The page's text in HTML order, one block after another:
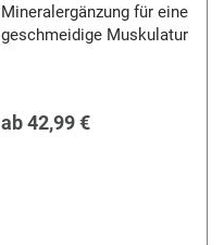
Mineralergänzung für eine
geschmeidige Muskulatur
ab42,99 €